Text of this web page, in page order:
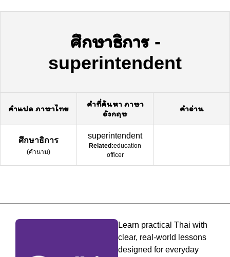
ศึกษาธิการ-
superintendent
คำแปล ภาษาไทย
คำที่ค้นหา ภาษา
อังกฤษ
คำอ่าน
ศึกษาธิการ
(คำนาม)
superintendent
Related:education
officer
Learn practical Thai with
clear, real-world lessons
designed for everyday